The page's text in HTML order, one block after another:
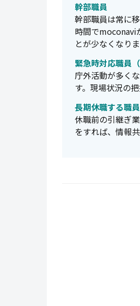
幹部職員
幹部職員は常に
時間でmoconavi
とが少なくなりま
緊急時対応職員
庁外活動が多く
す。現場状況の
長期休職する職
休職前の引継ぎ
をすれば、情報